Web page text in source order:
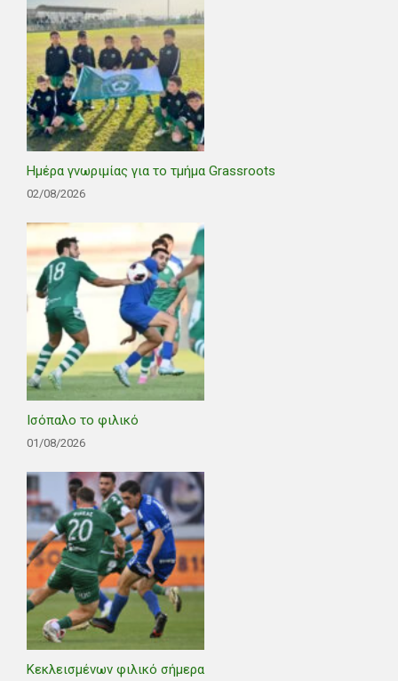
Ημέρα γνωριμίας για το τμήμα Grassroots
02/08/2026
Ισόπαλο το φιλικό
01/08/2026
Κεκλεισμένων φιλικό σήμερα